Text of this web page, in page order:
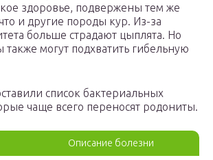
здоровье, подвержены тем же
и другие породы кур. Из-за
больше страдают цыплята. Но
также могут подхватить гибельную
список бактериальных
чаще всего переносят родониты.
Описание болезни